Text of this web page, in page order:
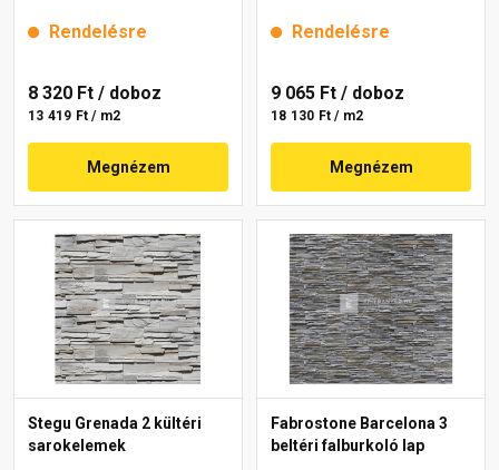
Rendelésre
8 320 Ft / doboz
13 419 Ft / m2
Megnézem
Rendelésre
9 065 Ft / doboz
18 130 Ft / m2
Megnézem
Stegu Grenada 2 kültéri
sarokelemek
Fabrostone Barcelona 3
beltéri falburkoló lap